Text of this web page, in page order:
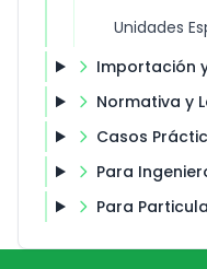
Unidades
Importación
Normativa y
Casos
Para
Para